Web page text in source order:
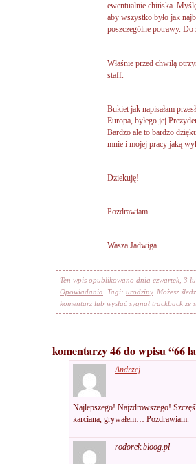
ewentualnie chińska.
aby wszystko było jak
poszczególne potrawy. Do
Właśnie przed chwilą
staff.
Bukiet jak napisałam
Europa, byłego jej
Bardzo ale to bardzo
mnie i mojej pracy jaką
Dziekuję!
Pozdrawiam
Wasza Jadwiga
Ten wpis opublikowano dnia czwartek, 3
Opowiadania. Tagi: urodziny. Możesz
komentarz lub wysłać sygnał trackback ze
komentarzy 46 do wpisu “66
Andrzej
Najlepszego! Najzdrowszego!
karciana, grywałem… Pozdrawiam.
rodorek.bloog.pl